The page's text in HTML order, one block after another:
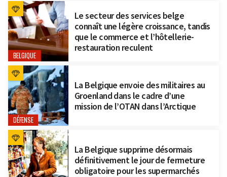
BELGIQUE
Le secteur des services belge
connaît une légère croissance, tandis
que le commerce et l’hôtellerie-
restauration reculent
DÉFENSE
La Belgique envoie des militaires au
Groenland dans le cadre d’une
mission de l’OTAN dans l’Arctique
La Belgique supprime désormais
définitivement le jour de fermeture
obligatoire pour les supermarchés